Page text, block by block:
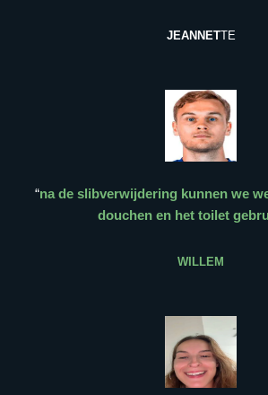
JEANNETTE
“na de slibverwijdering kunnen we
douchen en het toilet
WILLEM